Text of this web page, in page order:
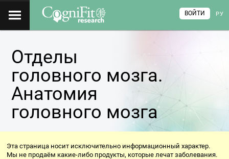
РУ
ВОЙТИ
Отделы
головного мозга.
Анатомия
головного мозга
Эта страница носит исключительно информационный характер.
Мы не продаём какие-либо продукты, которые лечат заболевания.